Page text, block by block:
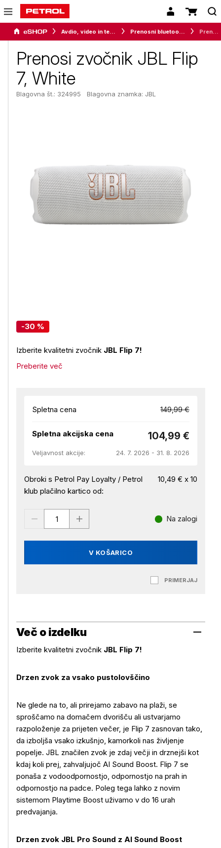
Avdio, video in telefonija Prenosni bluetooth zvočniki Prenosi zvočnik JBL Flip 7, White
Prenosi zvočnik JBL Flip
7, White
Blagovna št.: 324995 Blagovna znamka: JBL
-30 %
Izberite kvalitetni zvočnik JBL Flip 7!
Preberite več
Spletna cena 149,99 €
Spletna akcijska cena 104,99 €
Veljavnost akcije: 24. 7. 2026 - 31. 8. 2026
Obroki s Petrol Pay Loyalty / Petrol
klub plačilno kartico od:
10,49 € x 10
V KOŠARICO
Na zalogi
PRIMERJAJ
Več o izdelku
Izberite kvalitetni zvočnik JBL Flip 7!
Drzen zvok za vsako pustolovščino
Ne glede na to, ali prirejamo zabavo na plaži, se
sproščamo na domačem dvorišču ali ustvarjamo
razpoloženje za prijeten večer, je Flip 7 zasnovan tako,
da izboljša vsako izkušnjo, kamorkoli nas življenje
popelje. JBL značilen zvok je zdaj večji in drznejši kot
kdaj koli prej, zahvaljujoč AI Sound Boost. Flip 7 se
ponaša z vodoodpornostjo, odpornostjo na prah in
odpornostjo na padce. Poleg tega lahko z novim
sistemom Playtime Boost uživamo v do 16 urah
predvajanja.
Drzen zvok JBL Pro Sound z AI Sound Boost